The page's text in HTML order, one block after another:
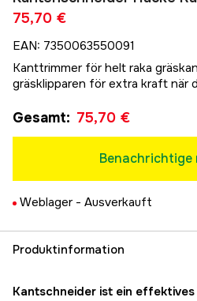
75,70 €
EAN: 7350063550091
Kanttrimmer för helt raka
gräsklipparen för extra kraft när
Gesamt: 75,70 €
Benachrichtige
Weblager - Ausverkauft
Produktinformation
Kantschneider ist ein